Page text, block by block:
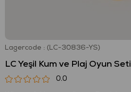
Lagercode (LC-30836-YS)
LC Yeşil Kum ve Plaj Oyun Seti
0.0